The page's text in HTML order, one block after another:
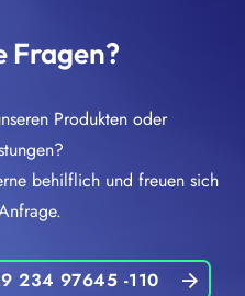
Fragen?
Produkten oder
behilflich und freuen sich
234 97645 -110